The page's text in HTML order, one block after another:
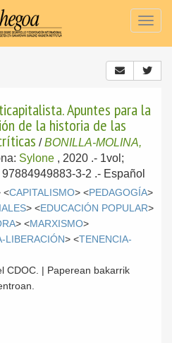
Apuntes para la
de la historia de las
/BONILLA-MOLINA,
Sylone , 2020 .- 1vol;
3-2 .- Español
<CAPITALISMO> <PEDAGOGÍA>
> <EDUCACIÓN POPULAR>
> <MARXISMO>
LIBERACIÓN> <TENENCIA-
CDOC. | Paperean bakarrik